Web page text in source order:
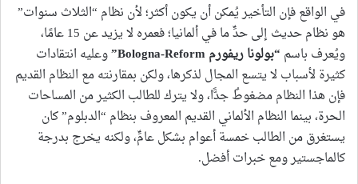
في الواقع فإن التأخير يُمكن أن يكون أكثر؛ لأن نظام “الثلاث سنوات”
هو نظام حديث إلى حدٍّ ما في ألمانيا؛ فعمره لا يزيد عن 15 عامًا،
ويُعرف باسم “بولونا ريفورم Bologna-Reform”
وعليه انتقادات
كثيرة لأسباب لا يتسع المجال لذكرها، ولكن بمقارنته مع النظام القديم
فإن هذا النظام مضغوطٌ جدًّا، ولا يترك للطالب الكثير من المساحات
الحرة، بينما النظام الألماني القديم المعروف بنظام “الدبلوم” كان
يستغرق من الطالب خمسة أعوام بشكل عامٍّ، ولكنه يخرج بدرجة
كالماجستير ومع خبرات أفضل.